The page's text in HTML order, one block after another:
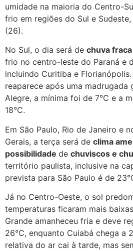
umidade na maioria do Centro-
frio em regiões do Sul e
(26).
No Sul, o dia será de chuva
frio no centro-leste do Paraná e
incluindo Curitiba e
reaparece após uma madrugada
Alegre, a mínima foi de 7°C e a
18°C.
Em São Paulo, Rio de Janeiro e
Gerais, a terça será de clima
possibilidade de chuviscos e
território paulista, inclusive na
prevista para São Paulo é de
Já no Centro-Oeste, o sol
temperaturas ficaram mais
Grande amanheceu fria e deve
26°C, enquanto Cuiabá chega a
relativa do ar cai à tarde, mas